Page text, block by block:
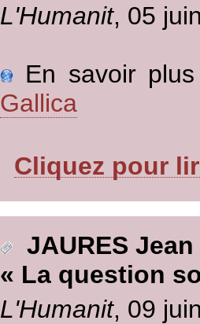
L'Humanit, 05
En savoir
Gallica
Cliquez pour
JAURES Jean
« La question
L'Humanit, 09